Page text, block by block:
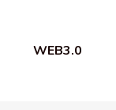
WEB3.0